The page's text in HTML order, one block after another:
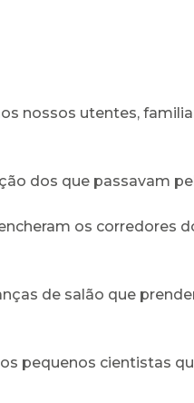
nossos utentes,
dos que passavam
os corredores
de salão que
pequenos cientistas